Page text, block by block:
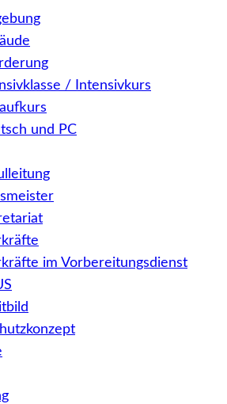
/ Intensivkurs
und PC
im Vorbereitungsdienst